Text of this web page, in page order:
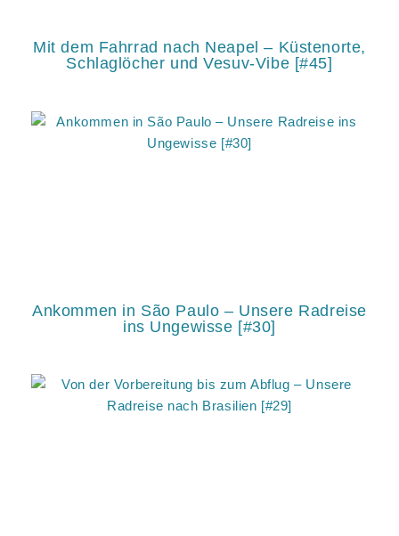
Mit dem Fahrrad nach Neapel – Küstenorte,
Schlaglöcher und Vesuv-Vibe [#45]
Ankommen in São Paulo – Unsere Radreise
ins Ungewisse [#30]